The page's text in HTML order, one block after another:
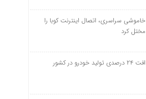
خاموشی سراسری، اتصال اینترنت کوبا را
مختل کرد
افت ۲۴ درصدی تولید خودرو در کشور